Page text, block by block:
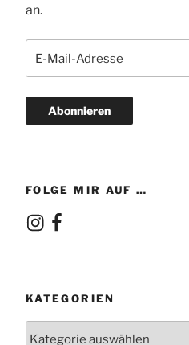
an.
Mail-
Abonnieren
FOLGE MIR AUF …
Instagram
Facebook
KATEGORIEN